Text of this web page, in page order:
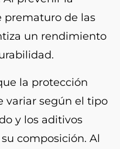
prematuro de las
un rendimiento
la protección
variar según el tipo
y los aditivos
composición. Al